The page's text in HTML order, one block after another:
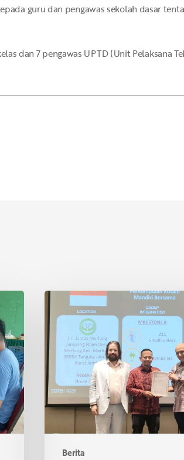
guru dan pengawas sekolah dasar
dan 7 pengawas UPTD (Unit Pelaksana
Berita
Petani
Swadaya
Indonesia
Raih
Sertifikasi
RSPO
di
Thailand